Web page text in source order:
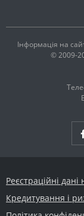
Інформація на
© 2009-
Реєстраційні
Кредитування і